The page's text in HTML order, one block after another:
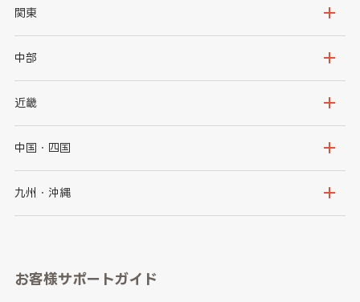
北海道
岩手県
秋田県
関東
茨城県
群馬県
千葉県
中部
新潟県
石川県
山梨県
愛知県
近畿
大阪府
京都府
和歌山県
中国・四国
鳥取県
山口県
九州・沖縄
長崎県
お客様サポートガイド